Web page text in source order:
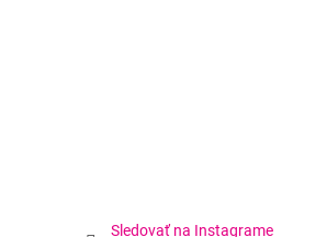
Sledovať na Instagrame